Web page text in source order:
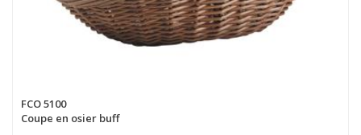
FCO 5100
Coupe en osier buff